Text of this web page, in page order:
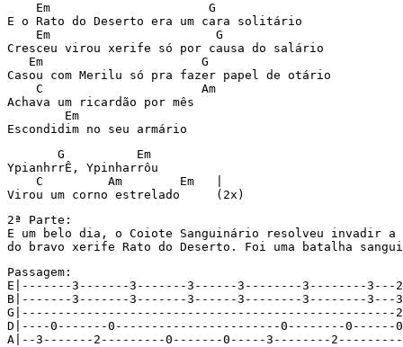
    Em                      G
E o Rato do Deserto era um cara solitário
    Em                       G
Cresceu virou xerife só por causa do salário
   Em                      G
Casou com Merilu só pra fazer papel de otário
    C                      Am
Achava um ricardão por mês
        Em
Escondidim no seu armário
       G          Em
YpianhrrÊ, Ypinharrôu
    C         Am        Em   |
Virou um corno estrelado     (2x)
2ª Parte:
E um belo dia, o Coiote Sanguinário resolveu invadir a
do bravo xerife Rato do Deserto. Foi uma batalha
Passagem:
E|-------3-------3-------3------3--------3--------3---
B|-------3-------3-------3------3--------3--------3---
G|----------------------------------------------------
D|----0-------0-----------------------0--------0------
A|--3-------2---------0-------0-----3--------